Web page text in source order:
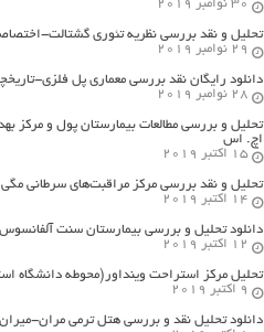
30 نوامبر 2019
تحلیل و نقد بررسی نظریه تئوری گشتالت-
29 نوامبر 2019
دانلود رایگان نقد بررسی معماری پل فلزی-
28 نوامبر 2019
تحلیل و بررسی مطالعات بیمارستان پول و مرکز
اچ. اس
15 اکتبر 2019
تحلیل و نقد بررسی مرکز مراقبت‌های سرطانی مگی
14 اکتبر 2019
دانلود تحلیل و بررسی بیمارستان سنت آلفانسوس
12 اکتبر 2019
تحلیل مرکز استراحت وینداور(محوطه دانشگاه
9 اکتبر 2019
دانلود تحلیل نقد و بررسی هتل ترمی مران-میران